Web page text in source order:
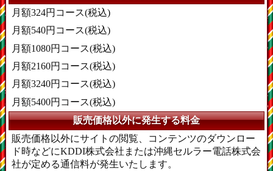
月額324円コース(税込)
月額540円コース(税込)
月額1080円コース(税込)
月額2160円コース(税込)
月額3240円コース(税込)
月額5400円コース(税込)
販売価格以外に発生する料金
販売価格以外にサイトの閲覧、コンテンツのダウンロー
ド時などにKDDI株式会社または沖縄セルラー電話株式会
社が定める通信料が発生いたします。